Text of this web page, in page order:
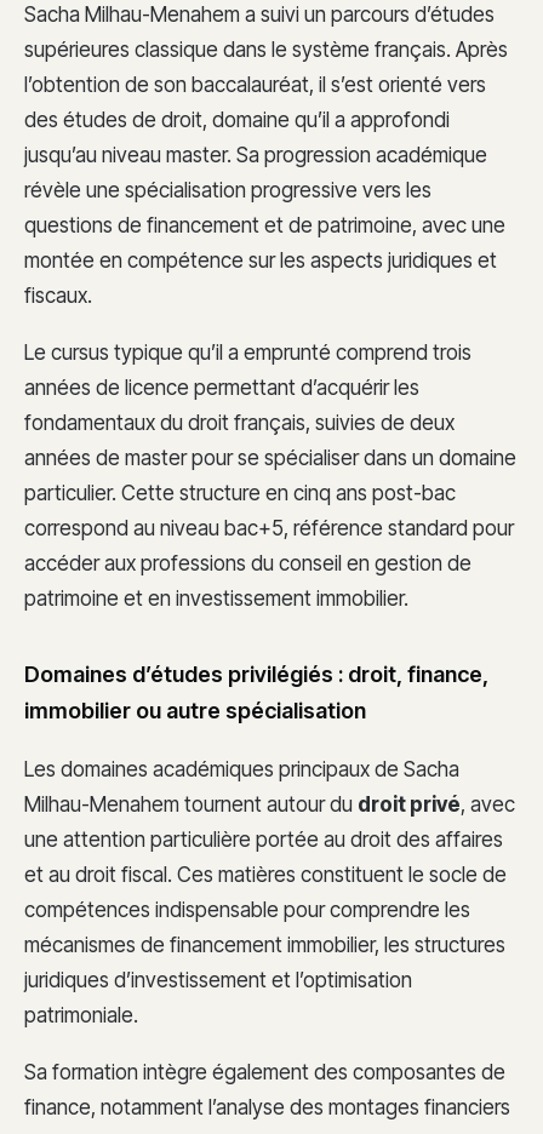
Sacha Milhau-Menahem a suivi un parcours d’études
supérieures classique dans le système français. Après
l’obtention de son baccalauréat, il s’est orienté vers
des études de droit, domaine qu’il a approfondi
jusqu’au niveau master. Sa progression académique
révèle une spécialisation progressive vers les
questions de financement et de patrimoine, avec une
montée en compétence sur les aspects juridiques et
fiscaux.
Le cursus typique qu’il a emprunté comprend trois
années de licence permettant d’acquérir les
fondamentaux du droit français, suivies de deux
années de master pour se spécialiser dans un domaine
particulier. Cette structure en cinq ans post-bac
correspond au niveau bac+5, référence standard pour
accéder aux professions du conseil en gestion de
patrimoine et en investissement immobilier.
Domaines d’études privilégiés : droit, finance,
immobilier ou autre spécialisation
Les domaines académiques principaux de Sacha
Milhau-Menahem tournent autour du droit privé, avec
une attention particulière portée au droit des affaires
et au droit fiscal. Ces matières constituent le socle de
compétences indispensable pour comprendre les
mécanismes de financement immobilier, les structures
juridiques d’investissement et l’optimisation
patrimoniale.
Sa formation intègre également des composantes de
finance, notamment l’analyse des montages financiers